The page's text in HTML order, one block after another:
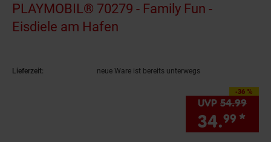
PLAYMOBIL® 70279 - Family Fun -
Eisdiele am Hafen
Lieferzeit: neue Ware ist bereits unterwegs
-36 %
Sie Sparen 36
UVP 54.99
34.99 *